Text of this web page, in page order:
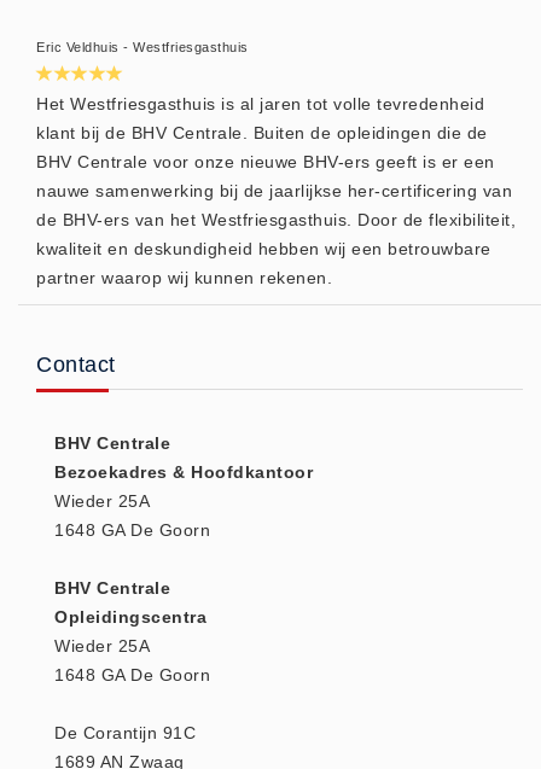
Retourneren
Algemene Voorwaarden
Vacatures
Winkel
(20)
AED apparaten (11)
Actie (5)
AED
AED batterijen (12)
AED binnen - buiten kasten (11)
AED elektroden (18)
Beademings materialen (6)
AED trainers (14)
BHV Kasten
BHV Kleding
Eric Veldhuis - Westfriesgasthuis
Het Westfriesgasthuis is al jaren tot volle tevredenheid
klant bij de BHV Centrale. Buiten de opleidingen die de
BHV Centrale voor onze nieuwe BHV-ers geeft is er een
nauwe samenwerking bij de jaarlijkse her-certificering van
de BHV-ers van het Westfriesgasthuis. Door de flexibiliteit,
kwaliteit en deskundigheid hebben wij een betrouwbare
partner waarop wij kunnen rekenen.
Contact
BHV Centrale
Bezoekadres & Hoofdkantoor
Wieder 25A
1648 GA De Goorn
BHV Centrale
Opleidingscentra
Wieder 25A
1648 GA De Goorn
De Corantijn 91C
1689 AN Zwaag